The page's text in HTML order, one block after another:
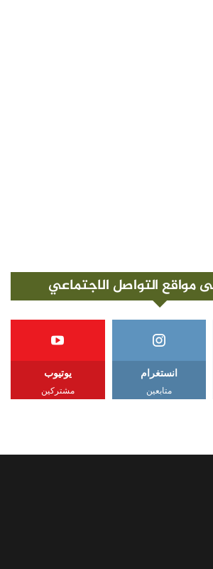
مواقع التواصل الاجتماعي
انستغرام
متابعين
يوتيوب
مشتركين